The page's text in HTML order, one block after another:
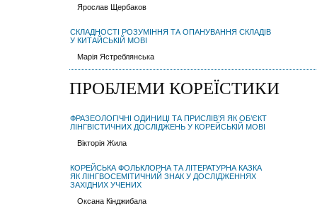
Ярослав Щербаков
СКЛАДНОСТI РОЗУМIННЯ ТА ОПАНУВАННЯ СКЛАДIВ
У КИТАЙСЬКIЙ МОВI
Марія Ястреблянська
ПРОБЛЕМИ КОРЕЇСТИКИ
ФРАЗЕОЛОГІЧНІ ОДИНИЦІ ТА ПРИСЛІВ’Я ЯК ОБ’ЄКТ
ЛІНГВІСТИЧНИХ ДОСЛІДЖЕНЬ У КОРЕЙСЬКІЙ МОВІ
Вікторія Жила
КОРЕЙСЬКА ФОЛЬКЛОРНА ТА ЛІТЕРАТУРНА КАЗКА
ЯК ЛІНГВОСЕМІТИЧНИЙ ЗНАК У ДОСЛІДЖЕННЯХ
ЗАХІДНИХ УЧЕНИХ
Оксана Кінджибала